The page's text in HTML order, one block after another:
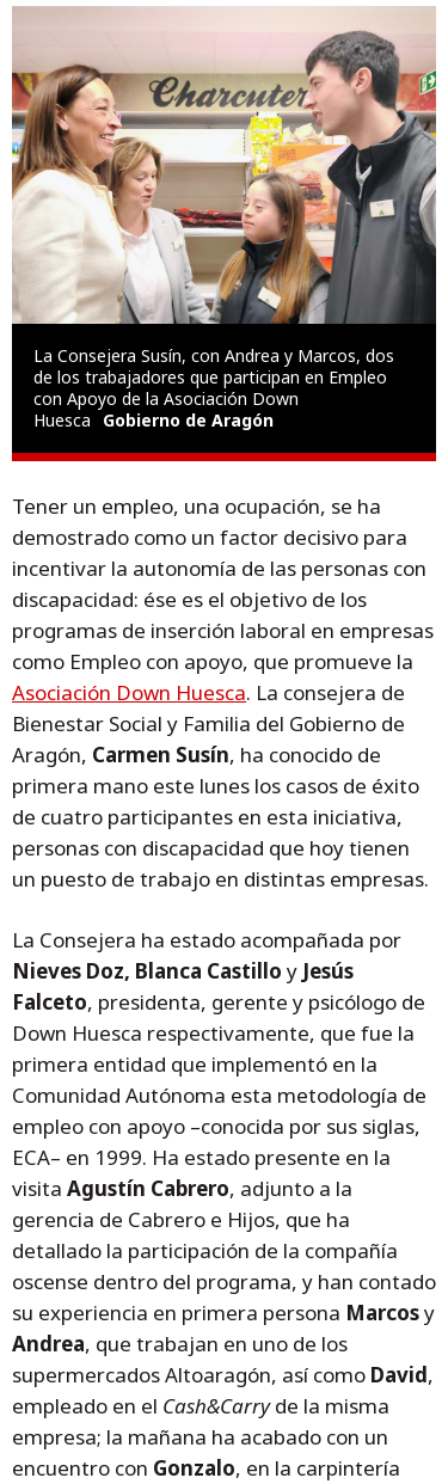
La Consejera Susín, con Andrea y Marcos, dos
de los trabajadores que participan en Empleo
con Apoyo de la Asociación Down
Huesca
Gobierno de Aragón
Tener un empleo, una ocupación, se ha
demostrado como un factor decisivo para
incentivar la autonomía de las personas con
discapacidad: ése es el objetivo de los
programas de inserción laboral en empresas
como Empleo con apoyo, que promueve la
Asociación Down Huesca. La consejera de
Bienestar Social y Familia del Gobierno de
Aragón, Carmen Susín, ha conocido de
primera mano este lunes los casos de éxito
de cuatro participantes en esta iniciativa,
personas con discapacidad que hoy tienen
un puesto de trabajo en distintas empresas.
La Consejera ha estado acompañada por
Nieves Doz, Blanca Castillo y Jesús
Falceto, presidenta, gerente y psicólogo de
Down Huesca respectivamente, que fue la
primera entidad que implementó en la
Comunidad Autónoma esta metodología de
empleo con apoyo –conocida por sus siglas,
ECA– en 1999. Ha estado presente en la
visita Agustín Cabrero, adjunto a la
gerencia de Cabrero e Hijos, que ha
detallado la participación de la compañía
oscense dentro del programa, y han contado
su experiencia en primera persona Marcosy
Andrea, que trabajan en uno de los
supermercados Altoaragón, así como David,
empleado en el Cash&Carryde la misma
empresa; la mañana ha acabado con un
encuentro con Gonzalo, en la carpintería